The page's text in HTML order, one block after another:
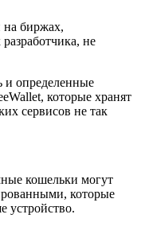
биржах,
не
и определенные
которые хранят
сервисов не так
кошельки могут
которые
устройство.